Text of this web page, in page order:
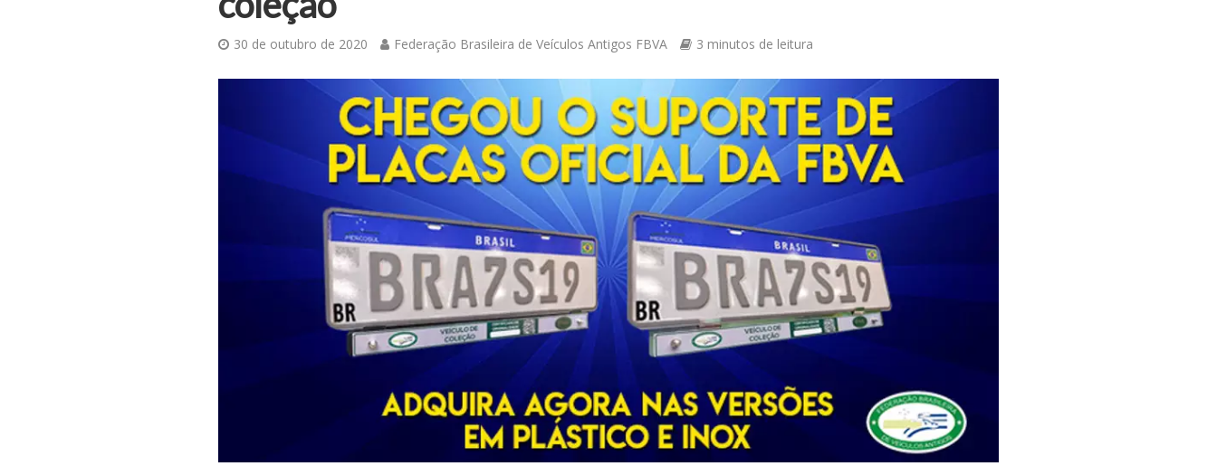
30 de outubro de 2020 Federação Brasileira de Veículos Antigos FBVA 3 minutos de leitura